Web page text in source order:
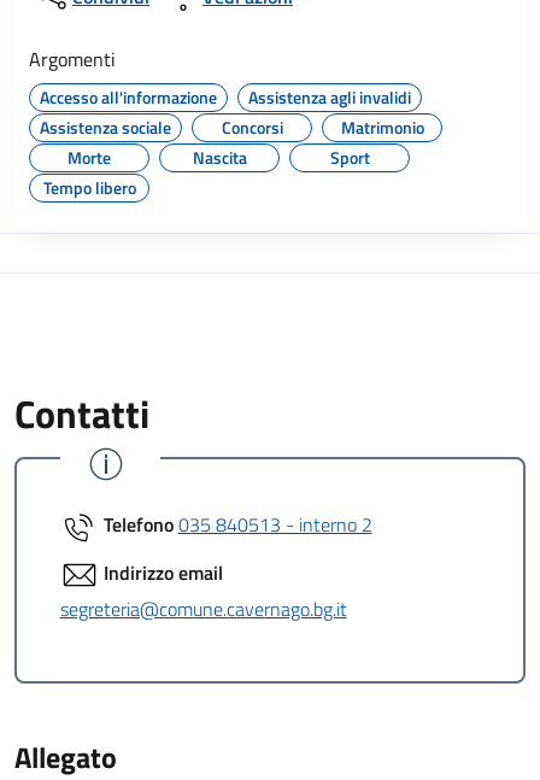
Argomenti
Accesso all'informazione
Assistenza agli invalidi
Assistenza sociale
Concorsi
Matrimonio
Morte
Nascita
Sport
Tempo libero
Contatti
Telefono035 840513 - interno 2
Indirizzo email
segreteria@comune.cavernago.bg.it
Allegato